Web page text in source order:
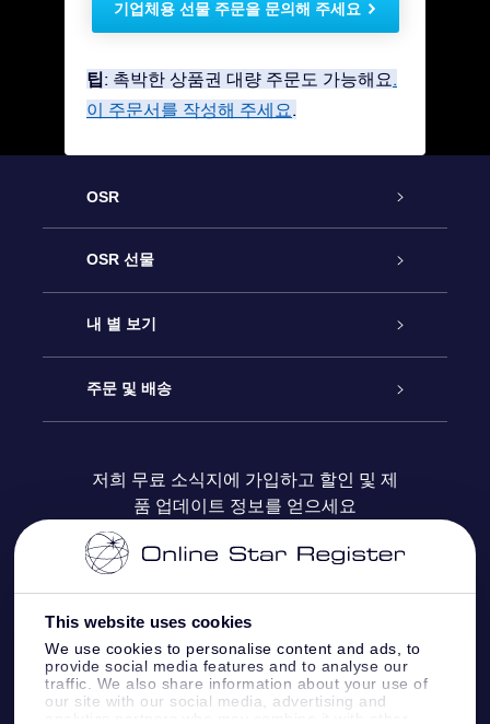
This website uses cookies
We use cookies to personalise content and ads, to
provide social media features and to analyse our
traffic. We also share information about your use of
our site with our social media, advertising and
기업체용 선물 주문을 문의해 주세요
팁: 촉박한 상품권 대량 주문도 가능해요.
이 주문서를 작성해 주세요.
OSR
고객 서비스
연락처
블로그
OSR 선물
온라인 별 선물
OSR 선물 팩
OSR 상품권
기업 선물
내 별 보기
Star Register
맞춤 별 페이지
One Million Stars
Fly me to the stars VR 앱
주문 및 배송
결제 정보
배송 정보
환불 정책
별자리
저희 무료 소식지에 가입하고 할인 및 제
품 업데이트 정보를 얻으세요